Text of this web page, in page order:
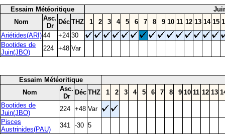
Essaim Météoritique
Nom
Asc.
Dr
Déc THZ 1 2 3 4 5 6 7 8 9 10 11 12 13 14 15
Ariétides(ARI) 44 +24 30
Bootides de
Juin(JBO)
224 +48 Var
Essaim Météoritique
Nom
Asc.
Dr
Déc THZ 1 2 3 4 5 6 7 8 9 10 11 12 13
Bootides de
Juin(JBO)
224 +48 Var
Pisces
Austrinides(PAU)
341 -30 5